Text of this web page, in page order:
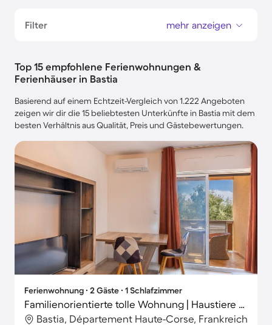
Filter mehr anzeigen
Top 15 empfohlene Ferienwohnungen &
Ferienhäuser in Bastia
Basierend auf einem Echtzeit-Vergleich von 1.222 Angeboten
zeigen wir dir die 15 beliebtesten Unterkünfte in Bastia mit dem
besten Verhältnis aus Qualität, Preis und Gästebewertungen.
Ferienwohnung ∙ 2 Gäste ∙ 1 Schlafzimmer
Familienorientierte tolle Wohnung | Haustiere erlaubt
Bastia, Département Haute-Corse, Frankreich